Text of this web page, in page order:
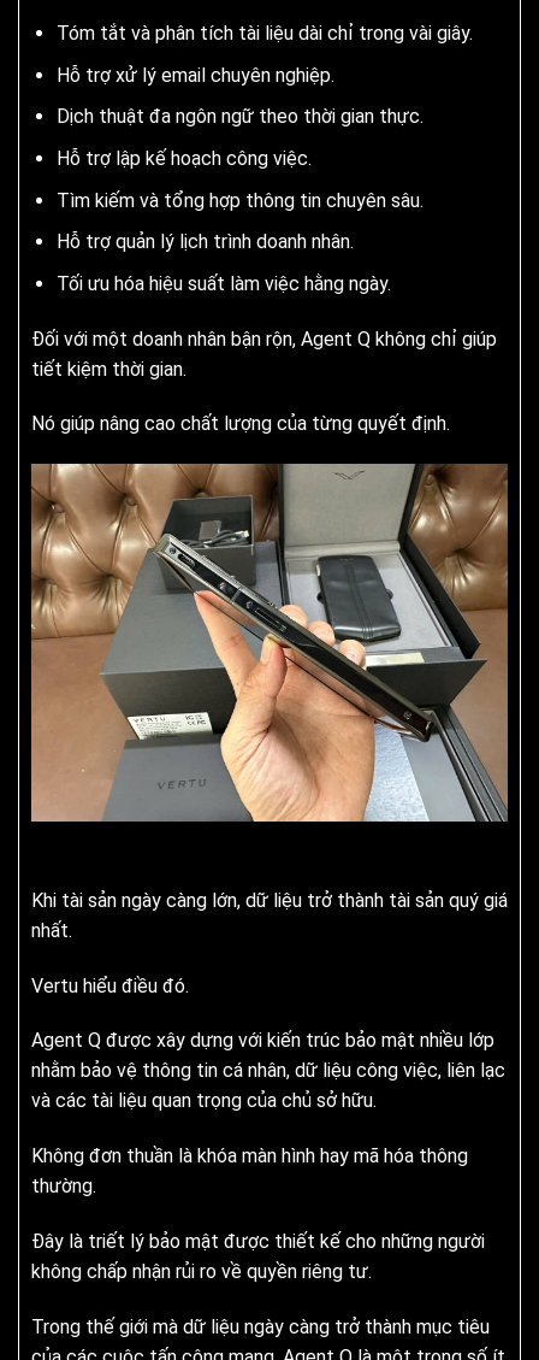
Tóm tắt và phân tích tài liệu dài chỉ trong vài giây.
Hỗ trợ xử lý email chuyên nghiệp.
Dịch thuật đa ngôn ngữ theo thời gian thực.
Hỗ trợ lập kế hoạch công việc.
Tìm kiếm và tổng hợp thông tin chuyên sâu.
Hỗ trợ quản lý lịch trình doanh nhân.
Tối ưu hóa hiệu suất làm việc hằng ngày.
Đối với một doanh nhân bận rộn, Agent Q không chỉ giúp
tiết kiệm thời gian.
Nó giúp nâng cao chất lượng của từng quyết định.
Khi tài sản ngày càng lớn, dữ liệu trở thành tài sản quý giá
nhất.
Vertu hiểu điều đó.
Agent Q được xây dựng với kiến trúc bảo mật nhiều lớp
nhằm bảo vệ thông tin cá nhân, dữ liệu công việc, liên lạc
và các tài liệu quan trọng của chủ sở hữu.
Không đơn thuần là khóa màn hình hay mã hóa thông
thường.
Đây là triết lý bảo mật được thiết kế cho những người
không chấp nhận rủi ro về quyền riêng tư.
Trong thế giới mà dữ liệu ngày càng trở thành mục tiêu